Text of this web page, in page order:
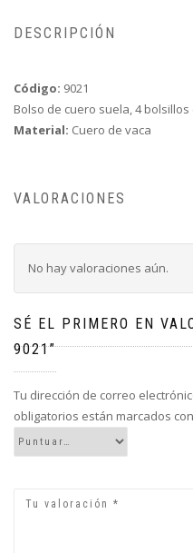
DESCRIPCIÓN
Código: 9021
Bolso de cuero suela, 4 bolsillos
Material: Cuero de vaca
VALORACIONES
No hay valoraciones aún.
SÉ EL PRIMERO EN
9021”
Tu dirección de correo
obligatorios están marcados con